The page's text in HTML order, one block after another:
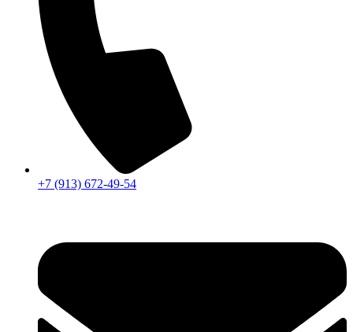
+7 (913) 672-49-54